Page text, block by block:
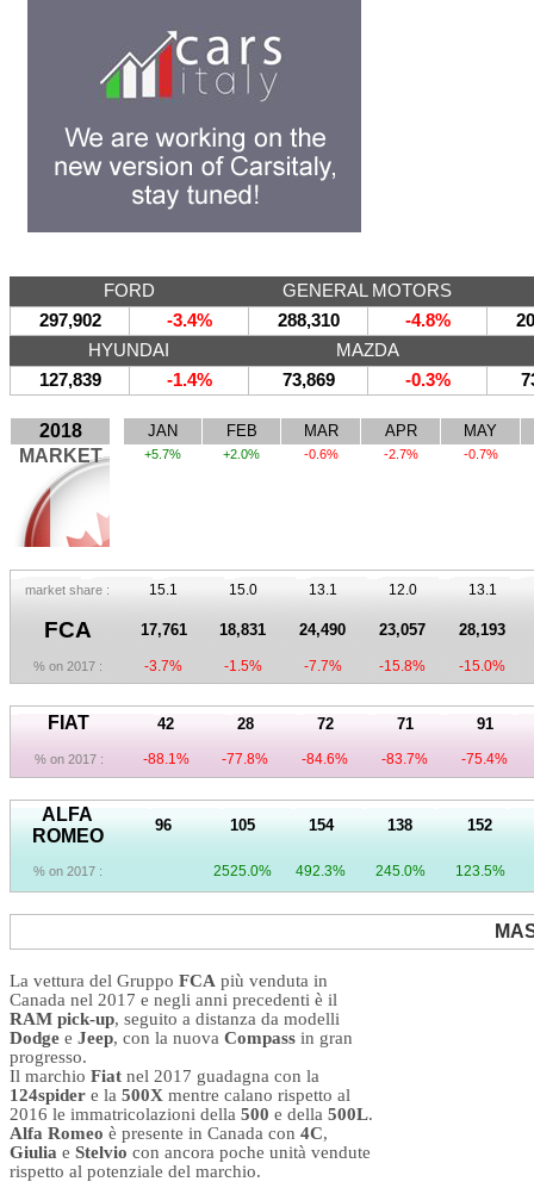
FORD
GENERAL MOTORS
297,902
-3.4% 288,310 -4.8%
HYUNDAI
MAZDA
127,839
-1.4% 73,869 -0.3%
2018 JAN FEB MAR APR MAY
MARKET +5.7% +2.0% -0.6% -2.7% -0.7%
market share : 15.1 15.0 13.1 12.0 13.1
FCA 17,761 18,831 24,490 23,057 28,193
% on 2017 : -3.7% -1.5% -7.7% -15.8% -15.0%
FIAT 42 28 72 71 91
% on 2017 : -88.1% -77.8% -84.6% -83.7% -75.4%
ALFA
ROMEO
96 105 154 138 152
% on 2017 : 2525.0% 492.3% 245.0% 123.5%
La vettura del Gruppo FCA più venduta in
Canada nel 2017 e negli anni precedenti è il
RAM pick-up, seguito a distanza da modelli
Dodge e Jeep, con la nuova Compass in gran
progresso.
Il marchio Fiat nel 2017 guadagna con la
124spider e la 500X mentre calano rispetto al
2016 le immatricolazioni della 500 e della 500L.
Alfa Romeo è presente in Canada con 4C,
Giulia e Stelvio con ancora poche unità vendute
rispetto al potenziale del marchio.